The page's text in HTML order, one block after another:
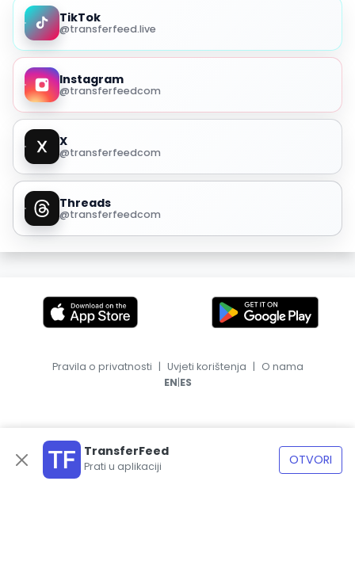
TikTok
@transferfeed.live
Instagram
@transferfeedcom
X
@transferfeedcom
Threads
@transferfeedcom
TransferFeed
Prati u aplikaciji OTVORI
Pravila o privatnosti | Uvjeti korištenja | O nama
EN|ES